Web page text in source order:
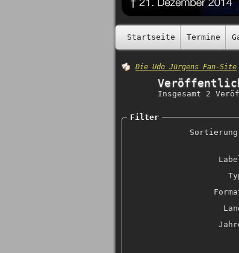
Startseite Termine
Die Udo Jürgens Fan-Site
Insgesamt 2
Filter